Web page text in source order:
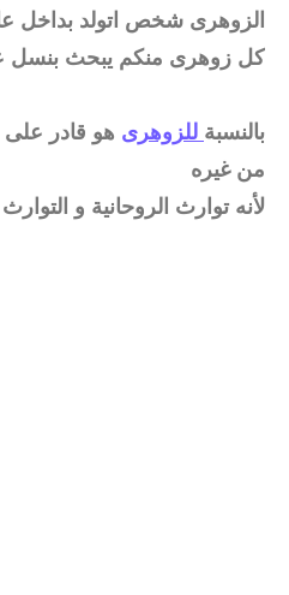
الزوهرى شخص اتولد بداخل
كل زوهرى منكم يبحث بنسل
بالنسبة للزوهرى هو قادر
من غيره
لأنه توارث الروحانية و التوارث